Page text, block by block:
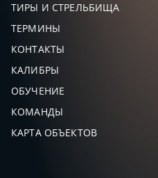
ТИРЫ И СТРЕЛЬБИЩА
ТЕРМИНЫ
КОНТАКТЫ
КАЛИБРЫ
ОБУЧЕНИЕ
КОМАНДЫ
КАРТА ОБЪЕКТОВ